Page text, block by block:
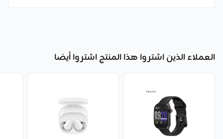
العملاء الذين اشتروا هذا المنتج اشتروا أيضا